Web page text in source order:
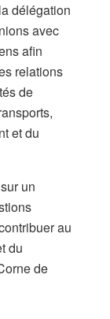
délégation
avec
afin
relations
de
et du
un
au
du
de